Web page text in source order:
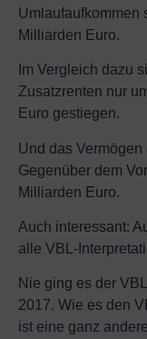
Umlaufaufkommen
Milliarden Euro.
Im Vergleich dazu
Zusatzrenten nur
Euro gestiegen.
Und das
Gegenüber dem
Milliarden Euro.
Auch interessant:
alle VBL-
Nie ging es der
2017. Wie es den
ist eine ganz